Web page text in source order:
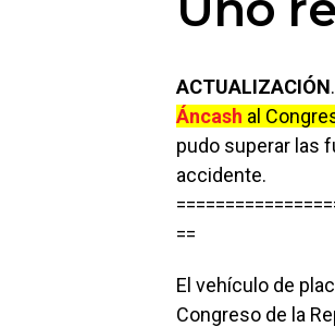
ACTUALIZACIÓN
Áncash al
pudo superar las
accidente.
==
El vehículo de
Congreso de la